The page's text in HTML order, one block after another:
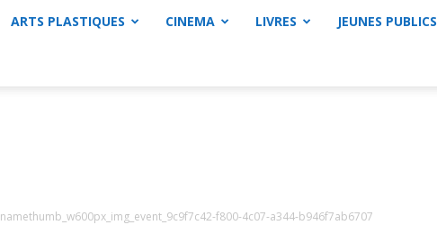
ARTS PLASTIQUES CINEMA LIVRES JEUNES PUBLICS
namethumb_w600px_img_event_9c9f7c42-f800-4c07-a344-b946f7ab6707